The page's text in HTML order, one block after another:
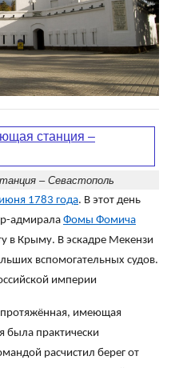
– Севастополь
1783 года. В этот день
адмирала Фомы Фомича
в Крыму. В эскадре Мекензи
вспомогательных судов.
империи
протяжённая, имеющая
была практически
расчистил берег от